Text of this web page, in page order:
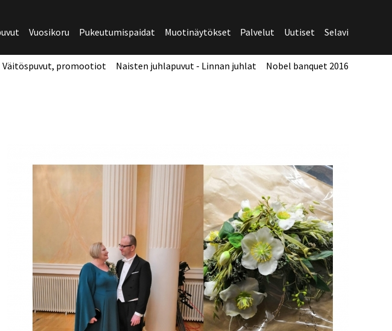
Vuosikoru Pukeutumispaidat Muotinäytökset Palvelut Uutiset Selavi
Väitöspuvut, promootiot Naisten juhlapuvut - Linnan juhlat Nobel banquet 2016